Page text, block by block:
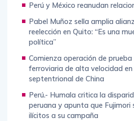
Perú y México reanudan
Pabel Muñoz sella amplia
reelección en Quito: “Es una
política”
Comienza operación de
ferroviaria de alta velocidad en
septentrional de China
Perú.- Humala critica la
peruana y apunta que Fujimori
ilícitos a su campaña